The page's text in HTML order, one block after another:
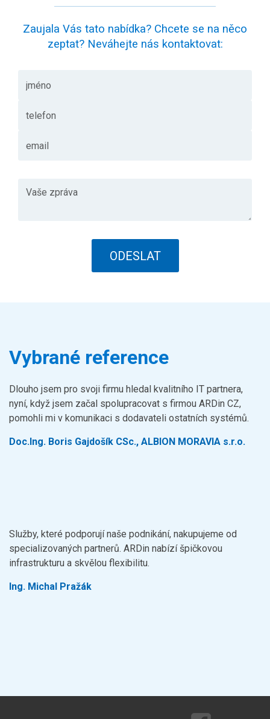
Zaujala Vás tato nabídka? Chcete se na něco
zeptat? Neváhejte nás kontaktovat:
Vybrané reference
Dlouho jsem pro svoji firmu hledal kvalitního IT partnera,
nyní, když jsem začal spolupracovat s firmou ARDin CZ,
pomohli mi v komunikaci s dodavateli ostatních systémů.
Doc.Ing. Boris Gajdošík CSc., ALBION MORAVIA s.r.o.
Služby, které podporují naše podnikání, nakupujeme od
specializovaných partnerů. ARDin nabízí špičkovou
infrastrukturu a skvělou flexibilitu.
Ing. Michal Pražák